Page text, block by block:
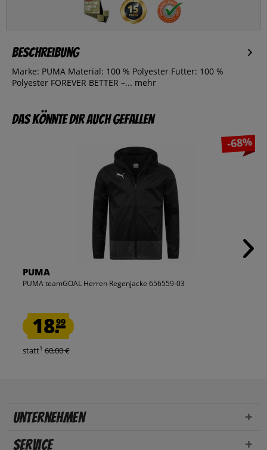
Beschreibung
Marke: PUMA Material: 100 % Polyester Futter: 100 %
Polyester FOREVER BETTER –... mehr
Das könnte dir auch gefallen
-68%
PUMA
PUMA teamGOAL Herren Regenjacke 656559-03
18.99
statt1 60,00 €
Unternehmen
Service